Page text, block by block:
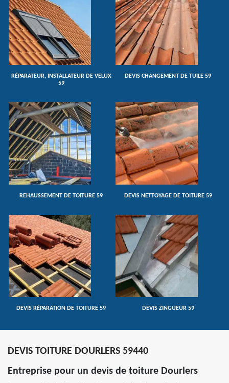
RÉPARATEUR, INSTALLATEUR DE VELUX
59
DEVIS CHANGEMENT DE TUILE 59
REHAUSSEMENT DE TOITURE 59 DEVIS NETTOYAGE DE TOITURE 59
DEVIS RÉPARATION DE TOITURE 59 DEVIS ZINGUEUR 59
DEVIS TOITURE DOURLERS 59440
Entreprise pour un devis de toiture Dourlers